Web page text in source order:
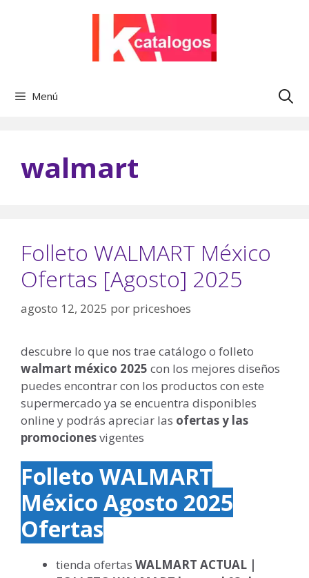
Menú
walmart
Folleto WALMART México
Ofertas [Agosto] 2025
agosto 12, 2025 por priceshoes
descubre lo que nos trae catálogo o folleto
walmart méxico 2025 con los mejores diseños
puedes encontrar con los productos con este
supermercado ya se encuentra disponibles
online y podrás apreciar las ofertas y las
promocionesvigentes
Folleto WALMART
México Agosto 2025
Ofertas
tienda ofertas WALMART ACTUAL |